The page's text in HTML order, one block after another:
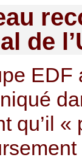
de
EDF
qu’il